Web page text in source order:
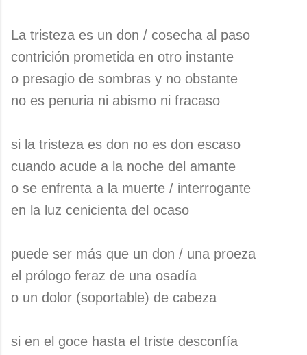
La tristeza es un don / cosecha al paso
contrición prometida en otro instante
o presagio de sombras y no obstante
no es penuria ni abismo ni fracaso
si la tristeza es don no es don escaso
cuando acude a la noche del amante
o se enfrenta a la muerte / interrogante
en la luz cenicienta del ocaso
puede ser más que un don / una proeza
el prólogo feraz de una osadía
o un dolor (soportable) de cabeza
si en el goce hasta el triste desconfía